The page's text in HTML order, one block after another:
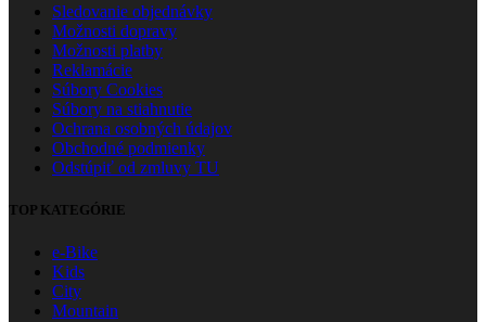
Sledovanie objednávky
Možnosti dopravy
Možnosti platby
Reklamácie
Súbory Cookies
Súbory na stiahnutie
Ochrana osobných údajov
Obchodné podmienky
Odstúpiť od zmluvy TU
TOP KATEGÓRIE
e-Bike
Kids
City
Mountain